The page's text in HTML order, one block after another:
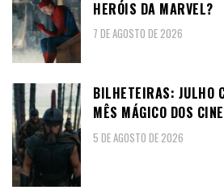
HERÓIS DA MARVEL?
7 DE AGOSTO DE 2026
BILHETEIRAS: JULHO
MÊS MÁGICO DOS
5 DE AGOSTO DE 2026